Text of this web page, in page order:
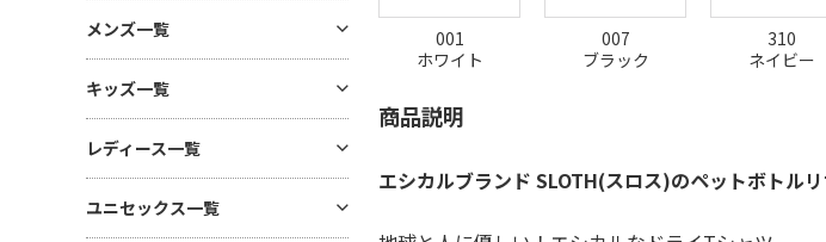
001
ホワイト
007
ブラック
310
ネイビー
商品説明
エシカルブランド SLOTH(スロス)のペットボトル
レギンス・スパッツ
その他ボトムス
生活雑貨
インテリア雑貨
時計
暑さ・紫外線対策 / 保冷グッ
ズ・扇風機
あったかグッズ・フリース
傘・レイングッズ
マフラータオル
バスタオル
リストバンド
ネクタイ・コックタイ
三角巾
バンダナ・スカーフ
メンズ一覧
メンズTシャツ
メンズ ドライTシャツ
メンズ ポロシャツ
メンズ トレーナー
キッズ一覧
キッズTシャツ
ベビー用アイテム
キッズ ドライTシャツ
レディース一覧
レディース Tシャツ
レディース ドライTシャツ
ユニセックス一覧